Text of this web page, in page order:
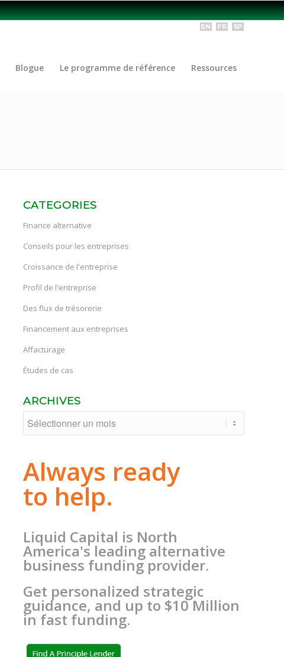
Blogue Le programme de référence Ressources
CATEGORIES
Finance alternative
Conseils pour les entreprises
Croissance de l'entreprise
Profil de l'entreprise
Des flux de trésorerie
Financement aux entreprises
Affacturage
Études de cas
ARCHIVES
Always ready
to help.
Liquid Capital is North
America's leading alternative
business funding provider.
Get personalized strategic
guidance, and up to $10 Million
in fast funding.